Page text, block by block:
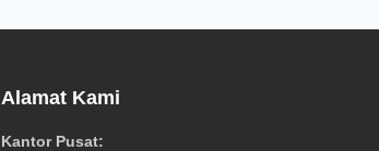
Alamat Kami
Kantor Pusat: